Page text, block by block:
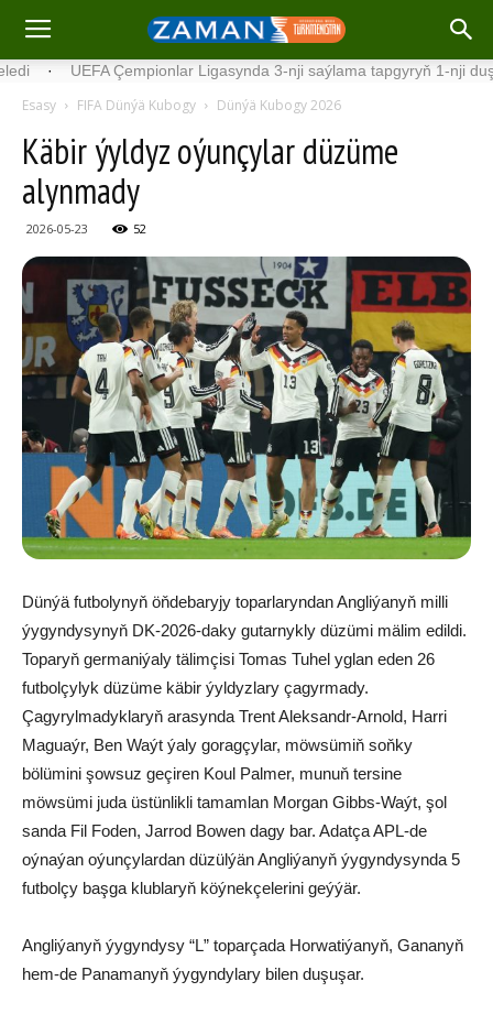
UEFA Çempionlar Ligasynda 3-nji saýlama tapgyryň 1-nji
Esasy FIFA Dünýä Kubogy Dünýä Kubogy 2026
Käbir ýyldyz oýunçylar düzüme
alynmady
2026-05-23 52
Dünýä futbolynyň öňdebaryjy toparlaryndan Angliýanyň milli
ýygyndysynyň DK-2026-daky gutarnykly düzümi mälim edildi.
Toparyň germaniýaly tälimçisi Tomas Tuhel yglan eden 26
futbolçylyk düzüme käbir ýyldyzlary çagyrmady.
Çagyrylmadyklaryň arasynda Trent Aleksandr-Arnold, Harri
Maguaýr, Ben Waýt ýaly goragçylar, möwsümiň soňky
bölümini şowsuz geçiren Koul Palmer, munuň tersine
möwsümi juda üstünlikli tamamlan Morgan Gibbs-Waýt, şol
sanda Fil Foden, Jarrod Bowen dagy bar. Adatça APL-de
oýnaýan oýunçylardan düzülýän Angliýanyň ýygyndysynda 5
futbolçy başga klublaryň köýnekçelerini geýýär.
Angliýanyň ýygyndysy “L” toparçada Horwatiýanyň, Gananyň
hem-de Panamanyň ýygyndylary bilen duşuşar.